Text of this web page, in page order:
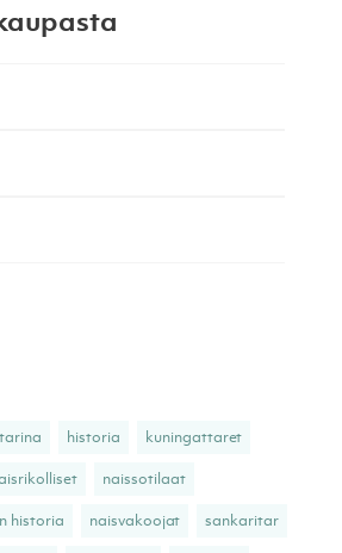
historia kuningattaret
naissotilaat
historia naisvakoojat sankaritar